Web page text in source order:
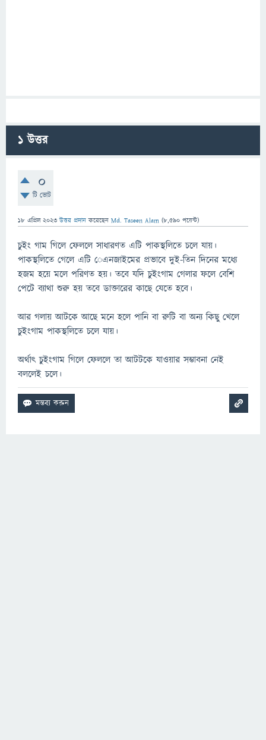
1উত্তর
0
টি ভোট
18 এপ্রিল 2023 উত্তর প্রদান করেছেন Md. Taseen Alam (8,590 পয়েন্ট)
চুইং গাম গিলে ফেললে সাধারণত এটি পাকস্থলিতে চলে যায়।
পাকস্থলিতে গেলে এটি েএনজাইমের প্রভাবে দুই-তিন দিনের মধ্যে
হজম হয়ে মলে পরিণত হয়। তবে যদি চুইংগাম গেলার ফলে বেশি
পেটে ব্যাথা শুরু হয় তবে ডাক্তারের কাছে যেতে হবে।
আর গলায় আটকে আছে মনে হলে পানি বা রুটি বা অন্য কিছু খেলে
চুইংগাম পাকস্থলিতে চলে যায়।
অর্থাৎ চুইংগাম গিলে ফেললে তা আটটকে যাওয়ার সম্ভাবনা নেই
বললেই চলে।